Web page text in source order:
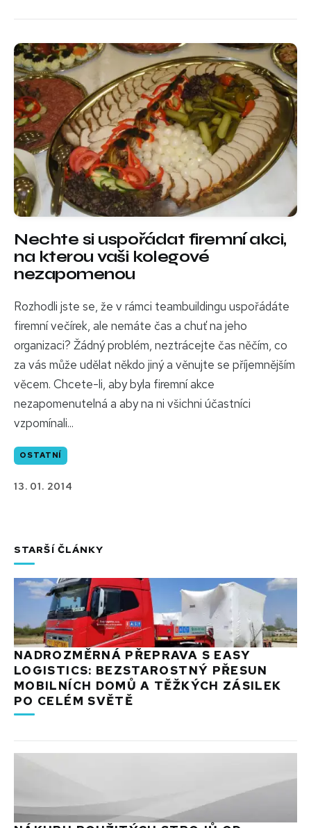
Nechte si uspořádat firemní akci,
na kterou vaši kolegové
nezapomenou
Rozhodli jste se, že v rámci teambuildingu uspořádáte
firemní večírek, ale nemáte čas a chuť na jeho
organizaci? Žádný problém, neztrácejte čas něčím, co
za vás může udělat někdo jiný a věnujte se příjemnějším
věcem. Chcete-li, aby byla firemní akce
nezapomenutelná a aby na ni všichni účastníci
vzpomínali...
OSTATNÍ
13. 01. 2014
STARŠÍ ČLÁNKY
NADROZMĚRNÁ PŘEPRAVA S EASY
LOGISTICS: BEZSTAROSTNÝ PŘESUN
MOBILNÍCH DOMŮ A TĚŽKÝCH ZÁSILEK
PO CELÉM SVĚTĚ